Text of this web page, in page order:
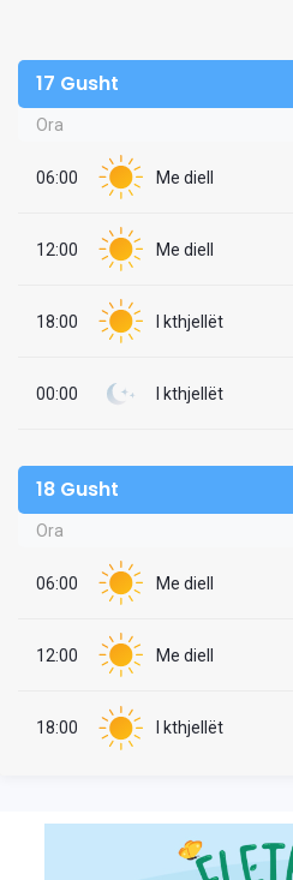
17 Gusht
Ora
06:00 Me diell
12:00 Me diell
18:00 I kthjellët
00:00 I kthjellët
18 Gusht
Ora
06:00 Me diell
12:00 Me diell
18:00 I kthjellët